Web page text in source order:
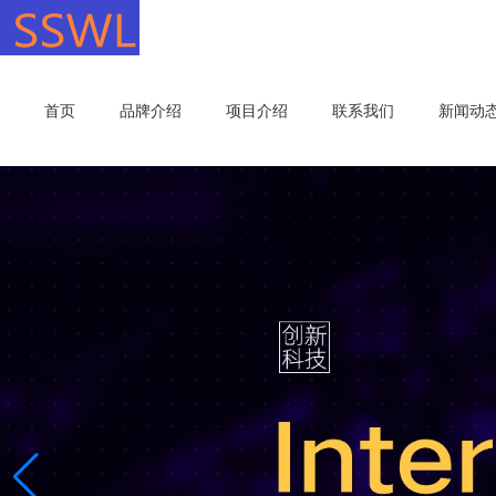
首页 品牌介绍 项目介绍 联系我们 新闻动